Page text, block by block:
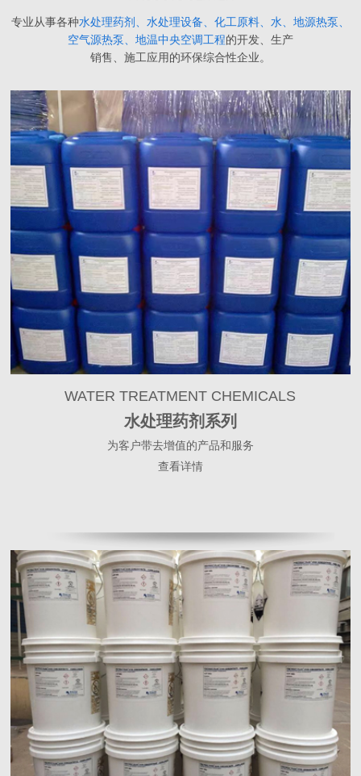
专业从事各种水处理药剂、水处理设备、化工原料、水、地源热泵、
空气源热泵、地温中央空调工程的开发、生产
销售、施工应用的环保综合性企业。
WATER TREATMENT CHEMICALS
水处理药剂系列
为客户带去增值的产品和服务
查看详情